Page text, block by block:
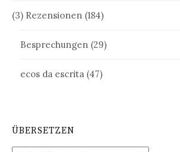
(3) Rezensionen (184)
Besprechungen (29)
ecos da escrita (47)
ÜBERSETZEN